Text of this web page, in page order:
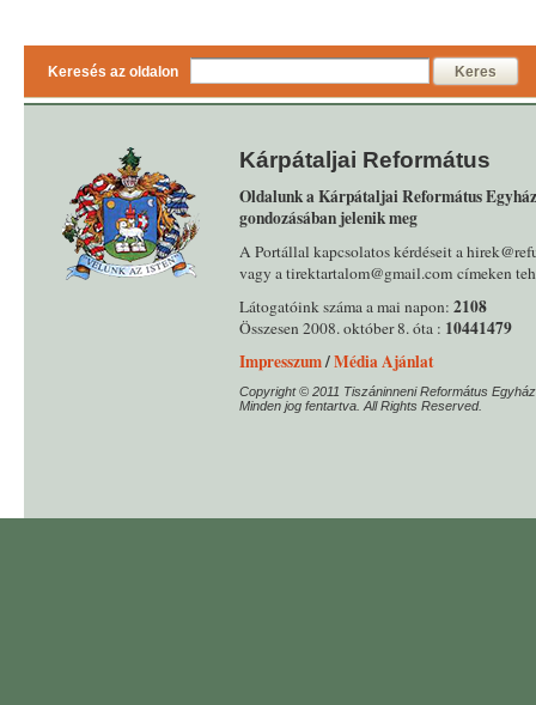
Keresés az oldalon Keres
Kárpátaljai Református
Oldalunk a Kárpátaljai Református
gondozásában jelenik meg
A Portállal kapcsolatos kérdéseit a
vagy a tirektartalom@gmail.com címeken
Látogatóink száma a mai napon: 2108
Összesen 2008. október 8. óta : 10441479
Impresszum/Média Ajánlat
Copyright © 2011 Tiszáninneni Református
Minden jog fentartva. All Rights Reserved.